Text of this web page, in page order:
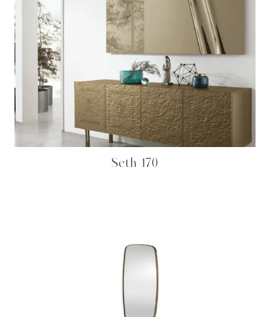
Seth 170